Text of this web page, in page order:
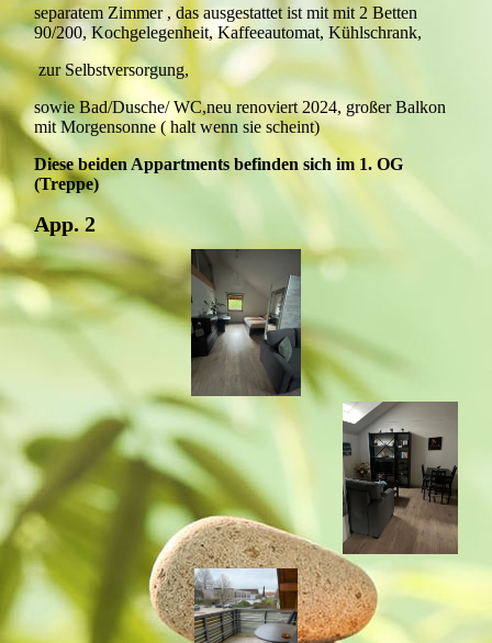
separatem Zimmer , das ausgestattet ist mit mit 2 Betten
90/200, Kochgelegenheit, Kaffeeautomat, Kühlschrank,
zur Selbstversorgung,
sowie Bad/Dusche/ WC,neu renoviert 2024, großer Balkon
mit Morgensonne ( halt wenn sie scheint)
Diese beiden Appartments befinden sich im 1. OG
(Treppe)
App. 2